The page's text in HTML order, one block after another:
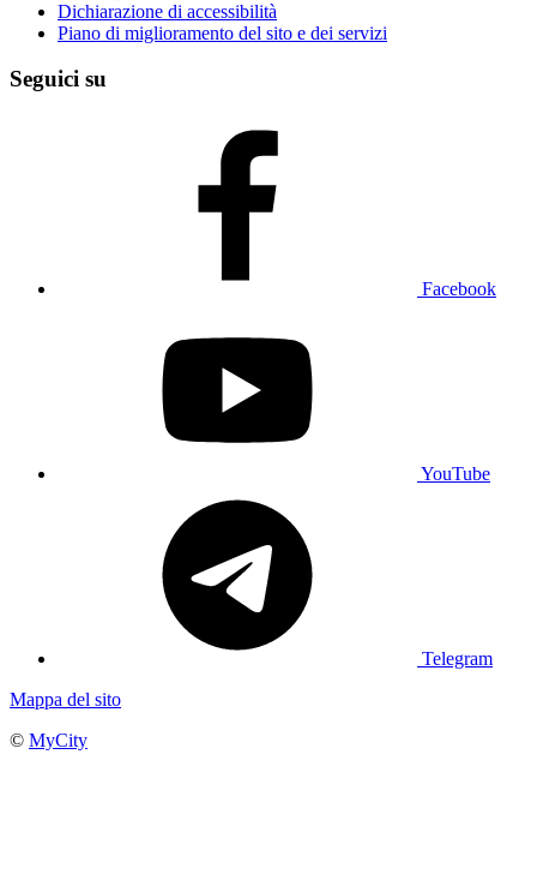
Dichiarazione di accessibilità
Piano di miglioramento del sito e dei servizi
Seguici su
Facebook
YouTube
Telegram
Mappa del sito
© MyCity